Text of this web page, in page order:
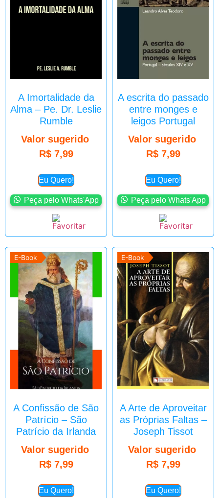
A Imortalidade da
Alma – Pe. Dr. Leslie
Rumble
Valor sugerido
R$7,99
Eu Quero!
Peça pelo Whats'App
A escrita do passado
entre monges e
leigos Portugal
Valor sugerido
R$7,99
Eu Quero!
Peça pelo Whats'App
E-Book
A Confissão de São
Patrício – São
Patrício da Irlanda
Valor sugerido
R$7,99
Eu Quero!
E-Book
A Arte de Aproveitar
as Próprias Faltas –
Joseph Tissot
Valor sugerido
R$7,99
Eu Quero!